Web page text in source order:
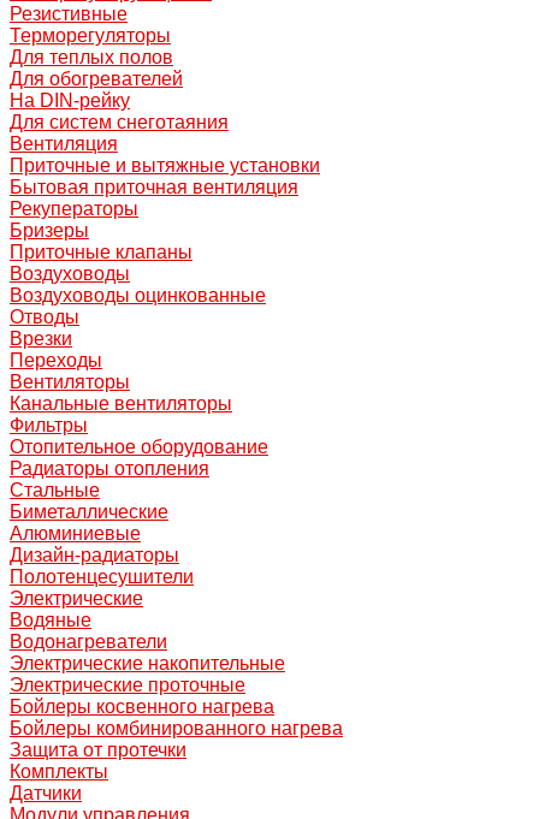
Резистивные
Терморегуляторы
Для теплых полов
Для обогревателей
На DIN-рейку
Для систем снеготаяния
Вентиляция
Приточные и вытяжные установки
Бытовая приточная вентиляция
Рекуператоры
Бризеры
Приточные клапаны
Воздуховоды
Воздуховоды оцинкованные
Отводы
Врезки
Переходы
Вентиляторы
Канальные вентиляторы
Фильтры
Отопительное оборудование
Радиаторы отопления
Стальные
Биметаллические
Алюминиевые
Дизайн-радиаторы
Полотенцесушители
Электрические
Водяные
Водонагреватели
Электрические накопительные
Электрические проточные
Бойлеры косвенного нагрева
Бойлеры комбинированного нагрева
Защита от протечки
Комплекты
Датчики
Модули управления